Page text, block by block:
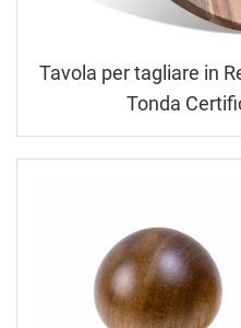
Tavola per tagliare in
Tonda